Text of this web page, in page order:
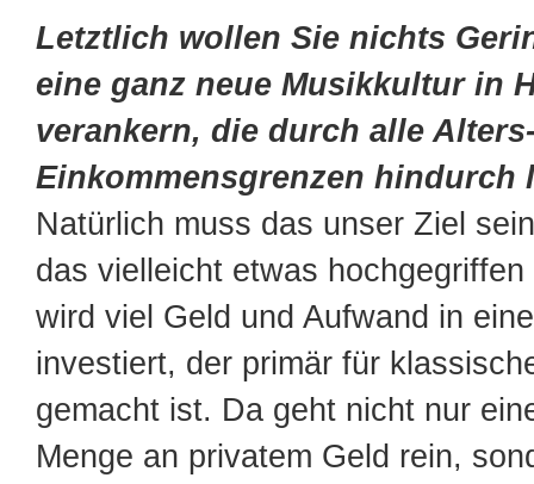
Letztlich wollen Sie nichts
eine ganz neue Musikkultur in
verankern, die durch alle
Einkommensgrenzen hindurch
Natürlich muss das unser Ziel
das vielleicht etwas
wird viel Geld und Aufwand in
investiert, der primär für
gemacht ist. Da geht nicht nur
Menge an privatem Geld rein,